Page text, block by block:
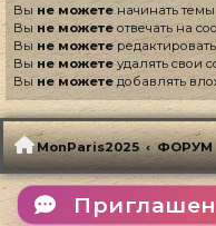
Вы не можетеначинать темы
Вы не можете отвечать на
Вы не можете
Выне можетеудалять свои
Вы не можете добавлять
MonParis2025 ФОРУМ